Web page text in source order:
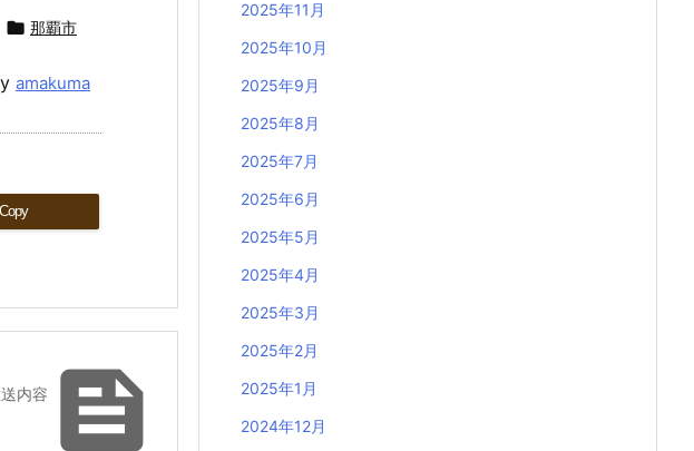
 那覇市
amakuma
Copy

内容
2025年11月
2025年10月
2025年9月
2025年8月
2025年7月
2025年6月
2025年5月
2025年4月
2025年3月
2025年2月
2025年1月
2024年12月